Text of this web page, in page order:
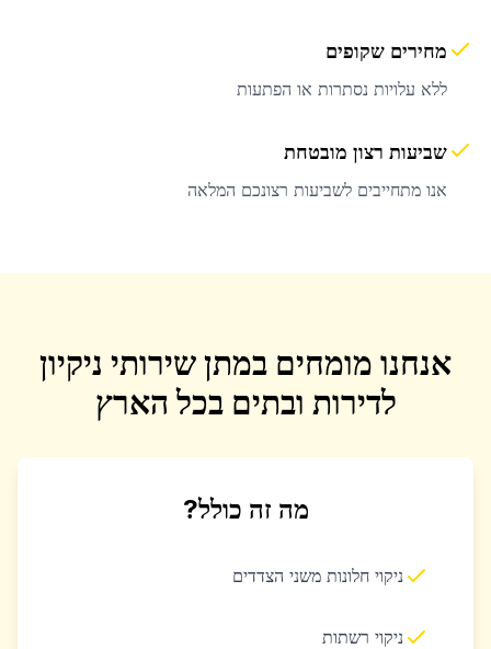
מחירים שקופים
ללא עלויות נסתרות או הפתעות
שביעות רצון מובטחת
אנו מתחייבים לשביעות רצונכם המלאה
אנחנו מומחים במתן שירותי ניקיון
לדירות ובתים בכל הארץ
מה זה כולל?
ניקוי חלונות משני הצדדים
ניקוי רשתות